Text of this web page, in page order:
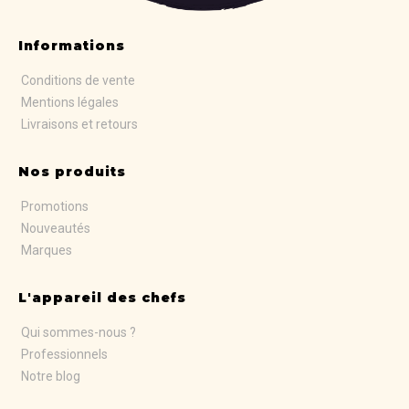
Informations
Conditions de vente
Mentions légales
Livraisons et retours
Nos produits
Promotions
Nouveautés
Marques
L'appareil des chefs
Qui sommes-nous ?
Professionnels
Notre blog